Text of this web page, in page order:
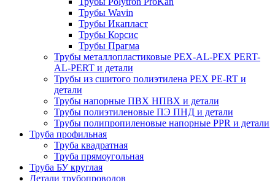
Трубы Wavin
Трубы Икапласт
Трубы Корсис
Трубы Прагма
Трубы металлопластиковые PEX-AL-PEX PERT-
AL-PERT и детали
Трубы из сшитого полиэтилена PEX PE-RT и
детали
Трубы напорные ПВХ НПВХ и детали
Трубы полиэтиленовые ПЭ ПНД и детали
Трубы полипропиленовые напорные PPR и детали
Труба профильная
Труба квадратная
Труба прямоугольная
Труба БУ круглая
Детали трубопроводов